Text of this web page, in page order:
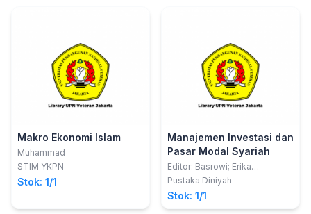
Makro Ekonomi Islam
Muhammad
STIM YKPN
Stok: 1/1
Manajemen Investasi dan
Pasar Modal Syariah
Editor: Basrowi; Erika
Anggraeni
Pustaka Diniyah
Stok: 1/1